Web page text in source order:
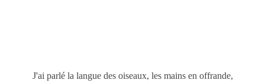
J'ai parlé la langue des oiseaux, les mains en offrande,